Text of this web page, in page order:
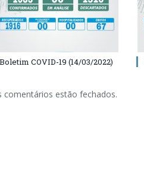
Boletim COVID-19 (14/03/2022)
comentários estão fechados.